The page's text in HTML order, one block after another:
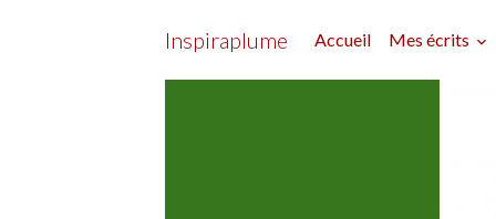
Inspiraplume Accueil Mes écrits